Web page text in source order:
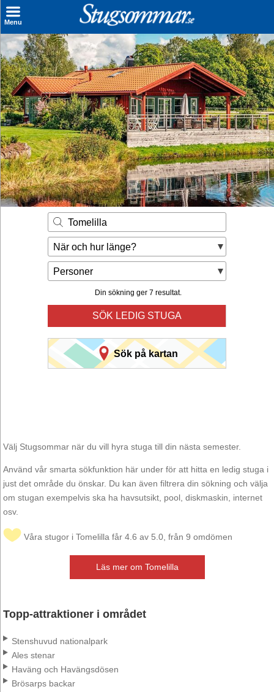
Menu
Sök stuga
Sista Minuten
Genvägar
Inspiration
Kontakt
Husägare
Se hur mycket du kan tjäna
Räkna ut din
hyresintäkt
Tomelilla
När och hur länge?
Personer
Din sökning ger 7 resultat.
SÖK LEDIG STUGA
Sök på kartan
Välj Stugsommar när du vill hyra stuga till din nästa semester.
Använd vår smarta sökfunktion här under för att hitta en ledig stuga i
just det område du önskar. Du kan även filtrera din sökning och välja
om stugan exempelvis ska ha havsutsikt, pool, diskmaskin, internet
osv.
Läs mer om Tomelilla
Våra stugor i Tomelilla får 4.6 av 5.0, från 9 omdömen
Topp-attraktioner i området
Stenshuvud nationalpark
Ales stenar
Haväng och Havängsdösen
Brösarps backar